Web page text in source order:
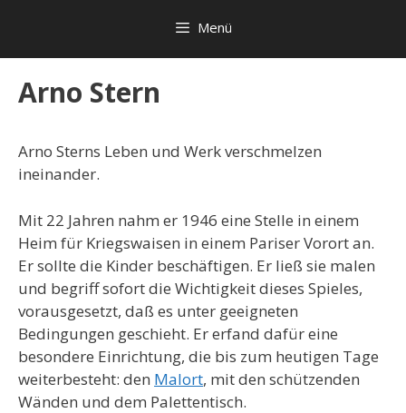
springen
Menü
Arno Stern
Arno Sterns Leben und Werk verschmelzen
ineinander.
Mit 22 Jahren nahm er 1946 eine Stelle in einem
Heim für Kriegswaisen in einem Pariser Vorort an.
Er sollte die Kinder beschäftigen. Er ließ sie malen
und begriff sofort die Wichtigkeit dieses Spieles,
vorausgesetzt, daß es unter geeigneten
Bedingungen geschieht. Er erfand dafür eine
besondere Einrichtung, die bis zum heutigen Tage
weiterbesteht: den Malort, mit den schützenden
Wänden und dem Palettentisch.